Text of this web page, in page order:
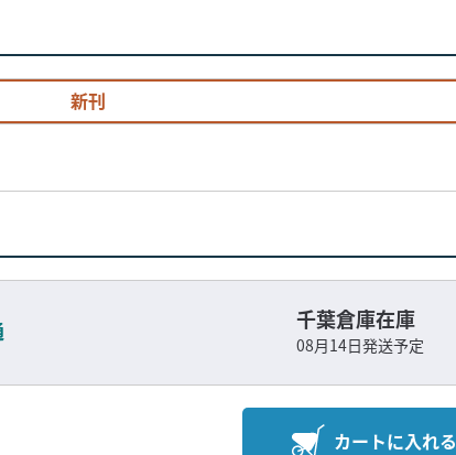
新刊
千葉倉庫在庫
08月14日発送予定
カートに入れる